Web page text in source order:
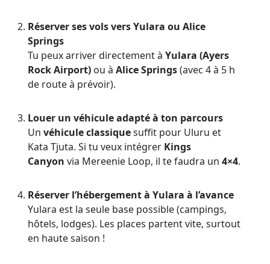
Réserver ses vols vers Yulara ou Alice
Springs
Tu peux arriver directement àYulara (Ayers
Rock Airport) ou àAlice Springs(avec 4 à 5 h
de route à prévoir).
Louer un véhicule adapté à ton parcours
Unvéhicule classiquesuffit pour Uluru et
Kata Tjuta. Si tu veux intégrer Kings
Canyon via Mereenie Loop, il te faudra un4×4.
Réserver l’hébergement à Yulara à l’avance
Yulara est la seule base possible (campings,
hôtels, lodges). Les places partent vite, surtout
en haute saison !